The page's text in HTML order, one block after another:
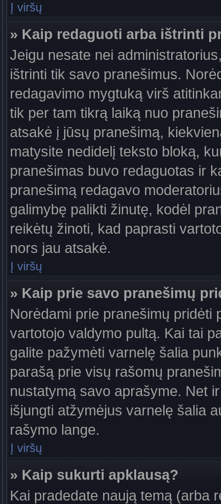
Į viršų
» Kaip redaguoti arba ištrinti
Jeigu nesate nei
ištrinti tik savo pranešimus.
redagavimo mygtuką virš
tik per tam tikrą laiką nuo
atsakė į jūsų pranešimą,
matysite nedidelį teksto bloką,
pranešimas buvo redaguotas ir
pranešimą redagavo
galimybę palikti žinutę, kodėl
reikėtų žinoti, kad paprasti
nors jau atsakė.
Į viršų
» Kaip prie savo pranešimų
Norėdami prie pranešimų pridėti
vartotojo valdymo pultą. Kai tai
galite pažymėti varnelę šalia
parašą prie visų rašomų
nustatymą savo aprašyme. Net
išjungti atžymėjus varnelę šalia
rašymo lange.
Į viršų
» Kaip sukurti apklausą?
Kai pradedate naują temą (arba